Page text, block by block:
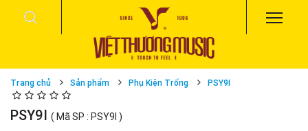
Trang chủ Sản phẩm Phụ Kiện Trống PSY9I
PSY9I ( Mã SP : PSY9I )